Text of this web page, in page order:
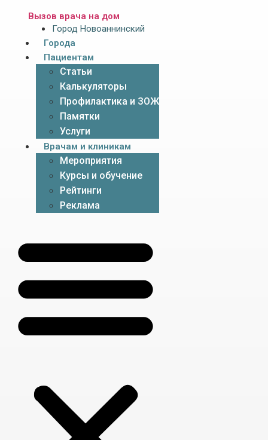
Вызов врача на дом
Город Новоаннинский
Города
Пациентам
Статьи
Калькуляторы
Профилактика и ЗОЖ
Памятки
Услуги
Врачам и клиникам
Мероприятия
Курсы и обучение
Рейтинги
Реклама